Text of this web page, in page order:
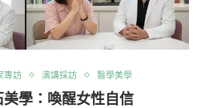
專訪 演講採訪 醫學美學
學：喚醒女性自信